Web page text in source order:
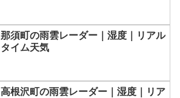
那須町の雨雲レーダー｜湿度｜リアル
タイム天気
高根沢町の雨雲レーダー｜湿度｜リア